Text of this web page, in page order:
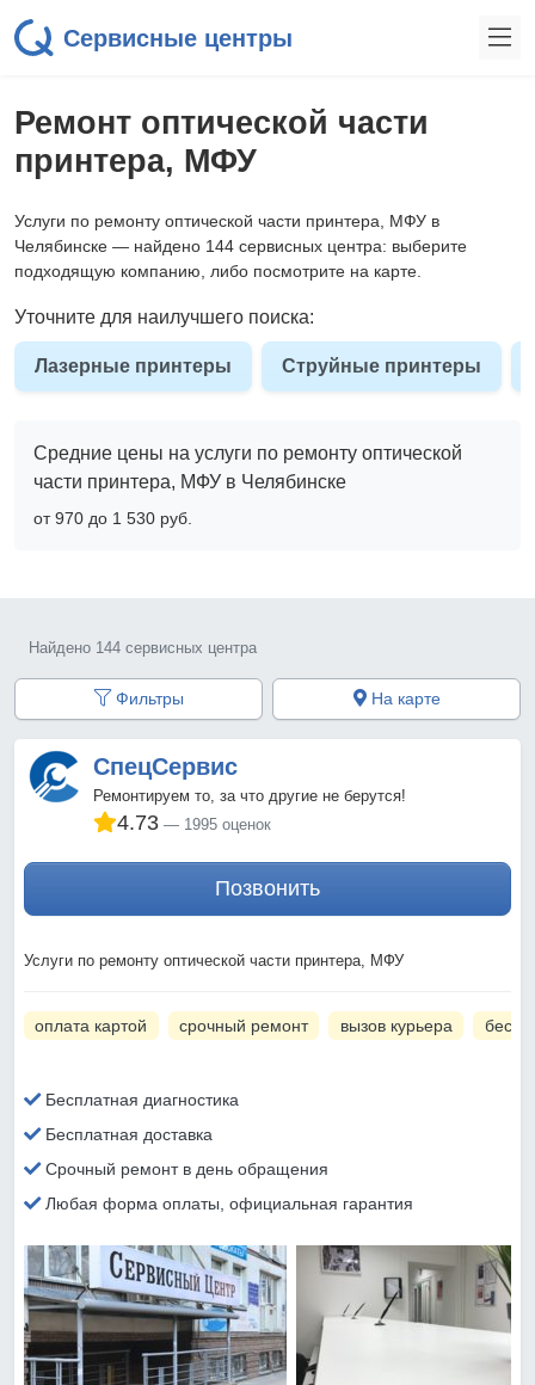
Сервисные центры
Ремонт оптической части
принтера, МФУ
Услуги по ремонту оптической части принтера, МФУ в
Челябинске — найдено 144 сервисных центра: выберите
подходящую компанию, либо посмотрите на карте.
Уточните для наилучшего поиска:
Лазерные принтеры Струйные принтеры
Средние цены на услуги по ремонту оптической
части принтера, МФУ в Челябинске
от 970 до 1 530 pyб.
Найдено 144 сервисных центра
Фильтры На карте
СпецСервис
Ремонтируем то, за что другие не берутся!
4.73 1995 оценок
Позвонить
Услуги по ремонту оптической части принтера, МФУ
оплата картой срочный ремонт вызов курьера
Бесплатная диагностика
Бесплатная доставка
Срочный ремонт в день обращения
Любая форма оплаты, официальная гарантия